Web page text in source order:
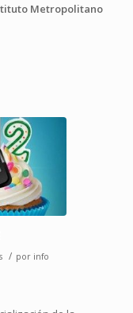
Metropolitano
/ por info